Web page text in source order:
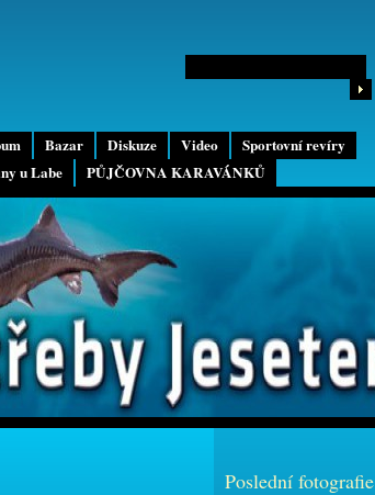
Bazar Diskuze Video
Sportovní revíry
u Labe PŮJČOVNA KARAVÁNKŮ
Poslední fotografie